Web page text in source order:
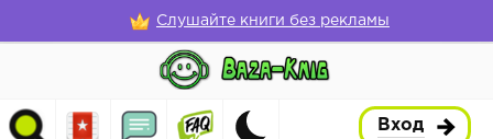
Слушайте книги без рекламы
Вход